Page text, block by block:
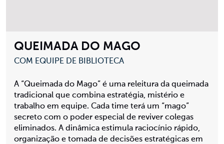
QUEIMADA DO MAGO
COM EQUIPE DE BIBLIOTECA
A “Queimada do Mago” é uma releitura da queimada
tradicional que combina estratégia, mistério e
trabalho em equipe. Cada time terá um “mago”
secreto com o poder especial de reviver colegas
eliminados. A dinâmica estimula raciocínio rápido,
organização e tomada de decisões estratégicas em